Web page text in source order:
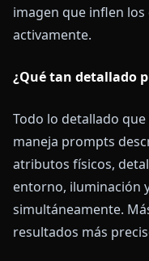
imagen que inflen
activamente.
¿Qué tan detallado
Todo lo detallado
maneja prompts
atributos físicos,
entorno, iluminación
simultáneamente.
resultados más